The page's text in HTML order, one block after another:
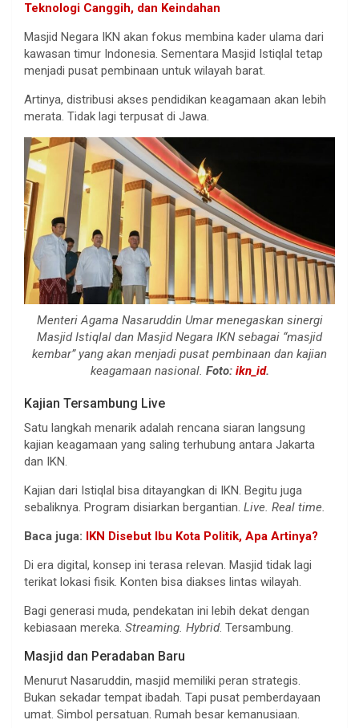
Teknologi Canggih, dan Keindahan
Masjid Negara IKN akan fokus membina kader ulama dari
kawasan timur Indonesia. Sementara Masjid Istiqlal tetap
menjadi pusat pembinaan untuk wilayah barat.
Artinya, distribusi akses pendidikan keagamaan akan lebih
merata. Tidak lagi terpusat di Jawa.
Menteri Agama Nasaruddin Umar menegaskan sinergi
Masjid Istiqlal dan Masjid Negara IKN sebagai “masjid
kembar” yang akan menjadi pusat pembinaan dan kajian
keagamaan nasional. Foto: ikn_id.
Kajian Tersambung Live
Satu langkah menarik adalah rencana siaran langsung
kajian keagamaan yang saling terhubung antara Jakarta
dan IKN.
Kajian dari Istiqlal bisa ditayangkan di IKN. Begitu juga
sebaliknya. Program disiarkan bergantian. Live. Real time.
Baca juga: IKN Disebut Ibu Kota Politik, Apa Artinya?
Di era digital, konsep ini terasa relevan. Masjid tidak lagi
terikat lokasi fisik. Konten bisa diakses lintas wilayah.
Bagi generasi muda, pendekatan ini lebih dekat dengan
kebiasaan mereka. Streaming. Hybrid. Tersambung.
Masjid dan Peradaban Baru
Menurut Nasaruddin, masjid memiliki peran strategis.
Bukan sekadar tempat ibadah. Tapi pusat pemberdayaan
umat. Simbol persatuan. Rumah besar kemanusiaan.